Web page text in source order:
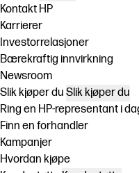
Kontakt HP
Karrierer
Investorrelasjoner
Bærekraftig innvirkning
Newsroom
Slik kjøper du Slik kjøper du
Ring en HP-representant i
Finn en forhandler
Kampanjer
Hvordan kjøpe